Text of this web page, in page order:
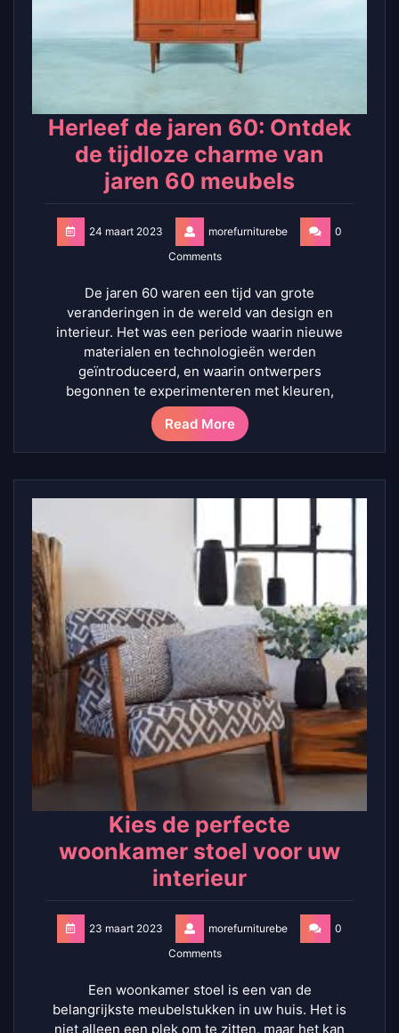
Herleef de jaren 60: Ontdek
de tijdloze charme van
jaren 60 meubels
24 maart 2023 morefurniturebe
0
Comments
De jaren 60 waren een tijd van grote
veranderingen in de wereld van design en
interieur. Het was een periode waarin nieuwe
materialen en technologieën werden
geïntroduceerd, en waarin ontwerpers
begonnen te experimenteren met kleuren,
Read More
Kies de perfecte
woonkamer stoel voor uw
interieur
23 maart 2023 morefurniturebe
0
Comments
Een woonkamer stoel is een van de
belangrijkste meubelstukken in uw huis. Het is
niet alleen een plek om te zitten, maar het kan